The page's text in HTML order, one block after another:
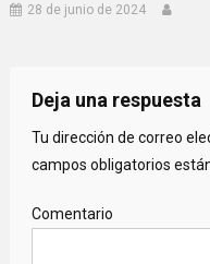
28 de junio de 2024
Deja una respuesta
Tu dirección de correo
campos obligatorios
Comentario